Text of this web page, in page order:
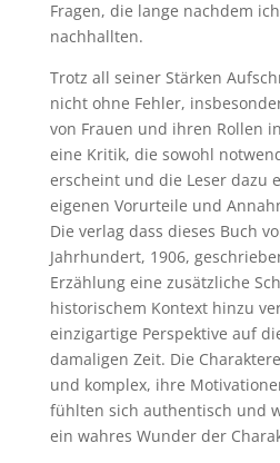
Fragen, die lange nachdem
nachhallten.
Trotz all seiner Stärken
nicht ohne Fehler,
von Frauen und ihren Rollen
eine Kritik, die sowohl
erscheint und die Leser dazu
eigenen Vorurteile und
Die verlag dass dieses Buch
Jahrhundert, 1906,
Erzählung eine zusätzliche
historischem Kontext hinzu
einzigartige Perspektive auf
damaligen Zeit. Die
und komplex, ihre
fühlten sich authentisch und
ein wahres Wunder der